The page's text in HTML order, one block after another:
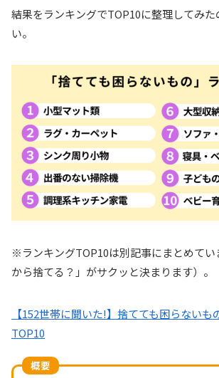
結果をランキングでTOP10に整理してみた
い。
※ランキングTOP10は別記事にまとめてい
から捨てる？」がサクッと決まります）。
【152世帯に聞いた!】捨てても困らないも
TOP10
概要